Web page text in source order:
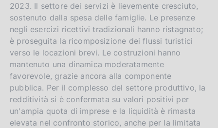
2023. Il settore dei servizi è lievemente cresciuto,
sostenuto dalla spesa delle famiglie. Le presenze
negli esercizi ricettivi tradizionali hanno ristagnato;
è proseguita la ricomposizione dei flussi turistici
verso le locazioni brevi. Le costruzioni hanno
mantenuto una dinamica moderatamente
favorevole, grazie ancora alla componente
pubblica. Per il complesso del settore produttivo, la
redditività si è confermata su valori positivi per
un'ampia quota di imprese e la liquidità è rimasta
elevata nel confronto storico, anche per la limitata